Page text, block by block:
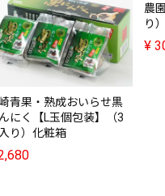
青果・熟成おいらせ黒
にく【L玉個包装】（3
り）化粧箱
農
り
¥